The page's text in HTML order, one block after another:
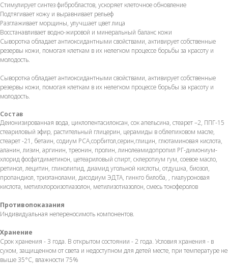
Стимулирует синтез фибробластов, ускоряет клеточное обновление
Подтягивает кожу и выравнивает рельеф
Разглаживает морщины, улучшает цвет лица
Восстанавливает водно-жировой и минеральный баланс кожи
Сыворотка обладает антиоксидантными свойствами, активирует собственные
резервы кожи, помогая клеткам в их нелегком процессе борьбы за красоту и
молодость.
Сыворотка обладает антиоксидантными свойствами, активирует собственные
резервы кожи, помогая клеткам в их нелегком процессе борьбы за красоту и
молодость.
Состав
Деионизированная вода, циклопентасилоксан, сок апельсина, стеарет –2, ППГ-15
стеариловый эфир, растительный глицерин, церамиды в облепиховом масле,
стеарет -21, бетаин, содиум РСА,сорбитол,серин,глицин, глютаминовая кислота,
аланин, лизин, аргинин, треонин, пролин, линолеамидопропил РГ-димониум-
хлорид фосфатдиметикон, цетеариловый спирт, склеротиум гум, соевое масло,
ретинол, лецитин, гликолипид, диамид угольной кислоты, отдушка, биозол,
пропандиол, триэтанолами, дисодиум ЭДТА, гинкго билоба, , гиалуроновая
кислота, метилхлороизотиазолон, метилизотиазолон, смесь токоферолов
Противопоказания
Индивидуальная непереносимоть компонентов.
Хранение
Срок хранения - 3 года. В открытом состоянии - 2 года. Условия хранения - в
сухом, защищенном от света и недоступном для детей месте, при температуре не
выше 35°С, влажности 75%